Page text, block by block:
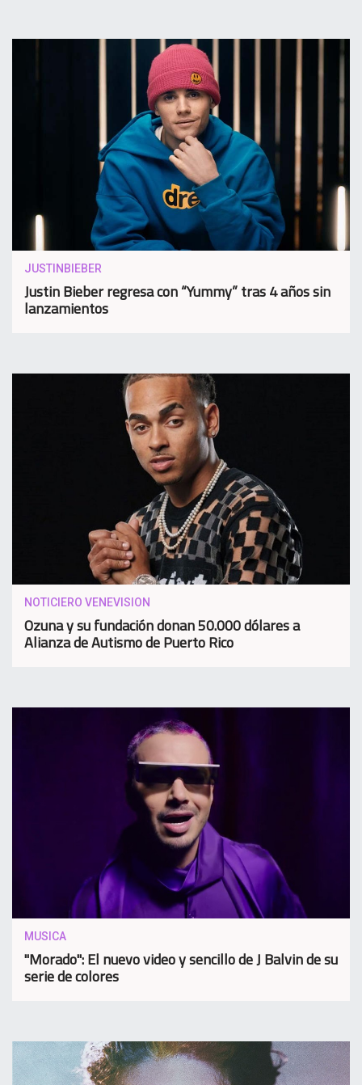
JUSTINBIEBER
Justin Bieber regresa con “Yummy” tras 4 años sin
lanzamientos
NOTICIERO VENEVISION
Ozuna y su fundación donan 50.000 dólares a
Alianza de Autismo de Puerto Rico
MUSICA
"Morado": El nuevo video y sencillo de J Balvin de su
serie de colores